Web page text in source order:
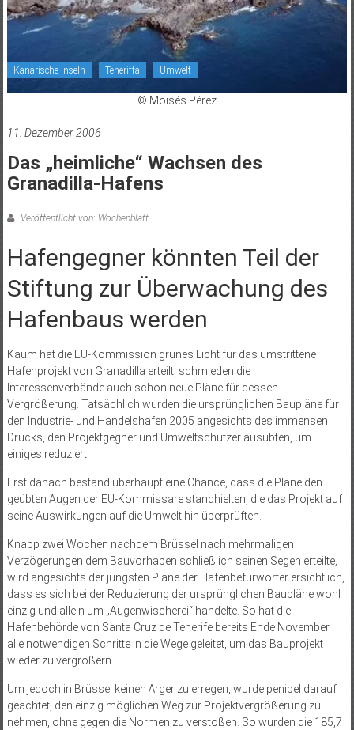
Kanarische Inseln Teneriffa Umwelt
© Moisés Pérez
11. Dezember 2006
Das „heimliche“ Wachsen des
Granadilla-Hafens
Veröffentlicht von: Wochenblatt
Hafengegner könnten Teil der
Stiftung zur Überwachung des
Hafenbaus werden
Kaum hat die EU-Kommission grünes Licht für das umstrittene
Hafenprojekt von Granadilla erteilt, schmieden die
Interessenverbände auch schon neue Pläne für dessen
Vergrößerung. Tatsächlich wurden die ursprünglichen Baupläne für
den Industrie- und Handelshafen 2005 angesichts des immensen
Drucks, den Projektgegner und Umweltschützer ausübten, um
einiges reduziert.
Erst danach bestand überhaupt eine Chance, dass die Pläne den
geübten Augen der EU-Kommissare standhielten, die das Projekt auf
seine Auswirkungen auf die Umwelt hin überprüften.
Knapp zwei Wochen nachdem Brüssel nach mehrmaligen
Verzögerungen dem Bauvorhaben schließlich seinen Segen erteilte,
wird angesichts der jüngsten Pläne der Hafenbefürworter ersichtlich,
dass es sich bei der Reduzierung der ursprünglichen Baupläne wohl
einzig und allein um „Augenwischerei“ handelte. So hat die
Hafenbehörde von Santa Cruz de Tenerife bereits Ende November
alle notwendigen Schritte in die Wege geleitet, um das Bauprojekt
wieder zu vergrößern.
Um jedoch in Brüssel keinen Ärger zu erregen, wurde penibel darauf
geachtet, den einzig möglichen Weg zur Projektvergrößerung zu
nehmen, ohne gegen die Normen zu verstoßen. So wurden die 185,7